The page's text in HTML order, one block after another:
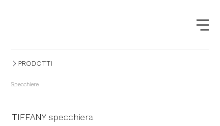
PRODOTTI
Specchiere
TIFFANY specchiera